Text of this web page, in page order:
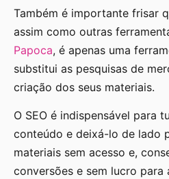
Também é importante frisar
assim como outras
Papoca, é apenas uma
substitui as pesquisas de
criação dos seus materiais.
O SEO é indispensável para
conteúdo e deixá-lo de lado
materiais sem acesso e,
conversões e sem lucro para